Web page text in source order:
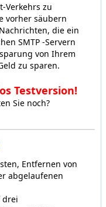
Verkehrs zu
vorher säubern
die ein
SMTP -Servern
von Ihrem
zu sparen.
Testversion!
Sie noch?
Entfernen von
abgelaufenen
drei